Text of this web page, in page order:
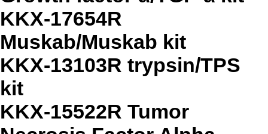
KKX-17654R
Muskab/Muskab kit
KKX-13103R trypsin/TPS
kit
KKX-15522R Tumor